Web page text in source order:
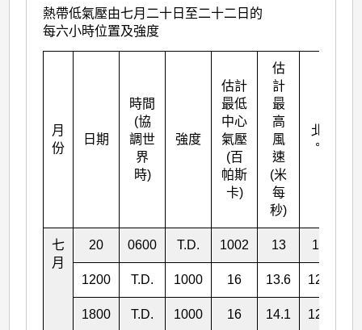
熱帶低氣壓由七月二十日至二十二日的
每六小時位置及強度
月
份
日期
時間
(協
調世
界
時)
強度
估計
最低
中心
氣壓
(百
帕斯
卡)
估
計
最
高
風
速
(米
每
秒)
北緯
° N
七
月
20 0600 T.D. 1002 13 13.1
1200 T.D. 1000 16 13.6 122.5
1800 T.D. 1000 16 14.1 122.1